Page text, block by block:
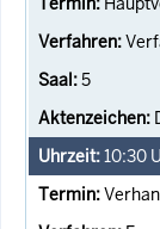
5
10:30